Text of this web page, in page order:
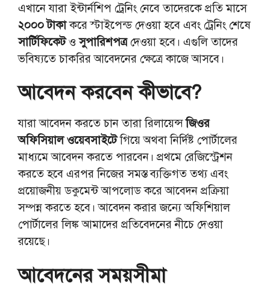
এখানে যারা ইন্টার্নশিপ ট্রেনিং নেবে তাদেরকে প্রতি মাসে
২০০০ টাকাকরে স্টাইপেন্ড দেওয়া হবে এবং ট্রেনিং শেষে
সার্টিফিকেটওসুপারিশপত্রদেওয়া হবে। এগুলি তাদের
ভবিষ্যতে চাকরির আবেদনের ক্ষেত্রে কাজে আসবে।
আবেদন করবেন কীভাবে?
যারা আবেদন করতে চান তারা রিলায়েন্সজিওর
অফিসিয়াল ওয়েবসাইটেগিয়ে অথবা নির্দিষ্ট পোর্টালের
মাধ্যমে আবেদন করতে পারবেন। প্রথমে রেজিস্ট্রেশন
করতে হবে এরপর নিজের সমস্ত ব্যক্তিগত তথ্য এবং
প্রয়োজনীয় ডকুমেন্ট আপলোড করে আবেদন প্রক্রিয়া
সম্পন্ন করতে হবে। আবেদন করার জন্যে অফিশিয়াল
পোর্টালের লিঙ্ক আমাদের প্রতিবেদনের নীচে দেওয়া
রয়েছে।
আবেদনের সময়সীমা